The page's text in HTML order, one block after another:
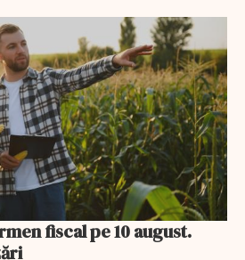
fiscal pe 10 august.